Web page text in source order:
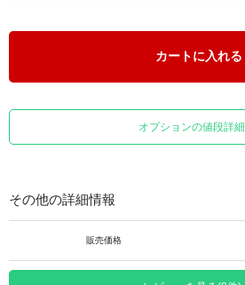
カートに入れる
オプションの値段詳細
その他の詳細情報
販売価格